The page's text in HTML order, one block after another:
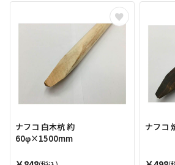
ナフコ 白木杭 約
60φ×1500mm
ナフコ